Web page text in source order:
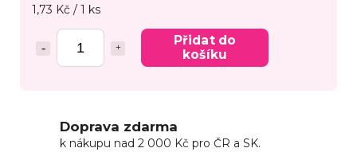
1,73 Kč / 1 ks
Přidat do
košíku
Doprava zdarma
k nákupu nad 2 000 Kč pro ČR a SK.